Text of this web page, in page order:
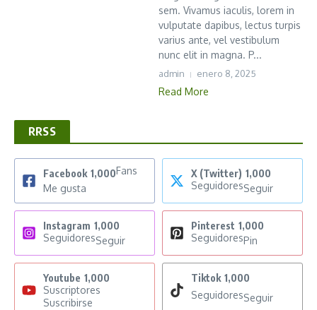
sem. Vivamus iaculis, lorem in
vulputate dapibus, lectus turpis
varius ante, vel vestibulum
nunc elit in magna. P...
admin enero 8, 2025
Read More
RRSS
Facebook 1,000Fans
Me gusta
X (Twitter) 1,000
SeguidoresSeguir
Instagram 1,000
SeguidoresSeguir
Pinterest 1,000
SeguidoresPin
Youtube 1,000
Suscriptores
Suscribirse
Tiktok 1,000
SeguidoresSeguir